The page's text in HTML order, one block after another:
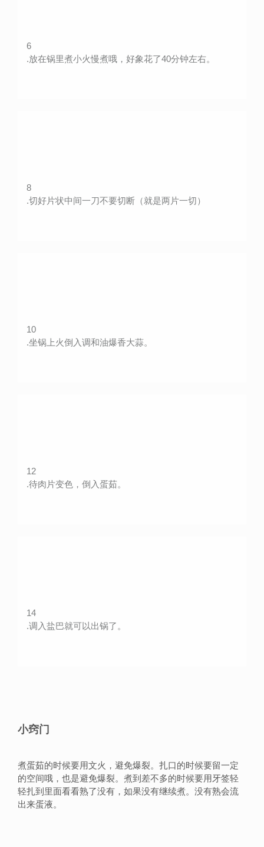
6
.放在锅里煮小火慢煮哦，好象花了40分钟左右。
8
.切好片状中间一刀不要切断（就是两片一切）
10
.坐锅上火倒入调和油爆香大蒜。
12
.待肉片变色，倒入蛋茹。
14
.调入盐巴就可以出锅了。
小窍门
煮蛋茹的时候要用文火，避免爆裂。扎口的时候要留一定
的空间哦，也是避免爆裂。煮到差不多的时候要用牙签轻
轻扎到里面看看熟了没有，如果没有继续煮。没有熟会流
出来蛋液。